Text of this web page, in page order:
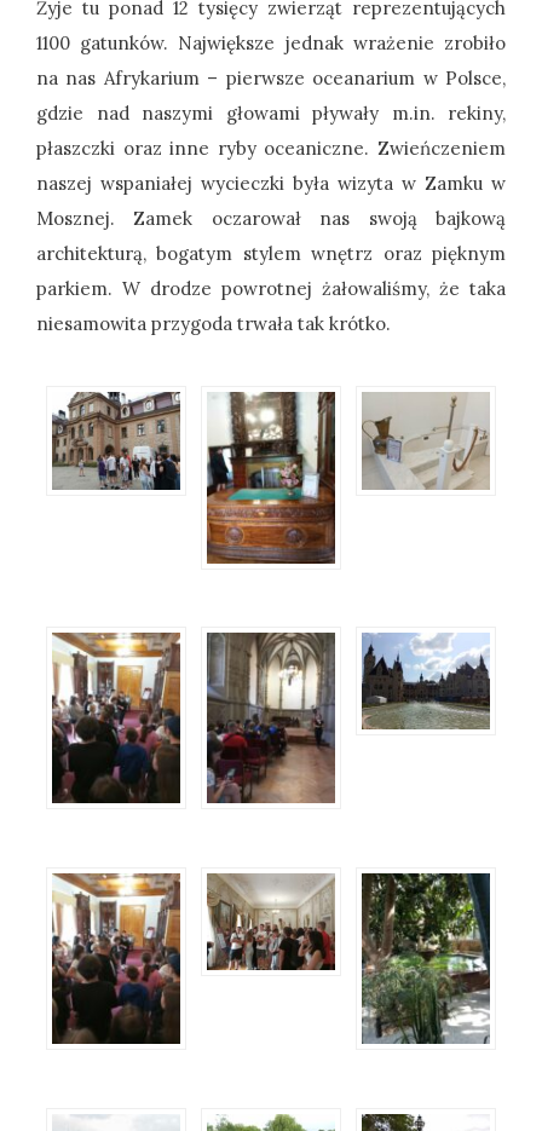
Żyje tu ponad 12 tysięcy zwierząt reprezentujących
1100 gatunków. Największe jednak wrażenie zrobiło
na nas Afrykarium – pierwsze oceanarium w Polsce,
gdzie nad naszymi głowami pływały m.in. rekiny,
płaszczki oraz inne ryby oceaniczne. Zwieńczeniem
naszej wspaniałej wycieczki była wizyta w Zamku w
Mosznej. Zamek oczarował nas swoją bajkową
architekturą, bogatym stylem wnętrz oraz pięknym
parkiem. W drodze powrotnej żałowaliśmy, że taka
niesamowita przygoda trwała tak krótko.